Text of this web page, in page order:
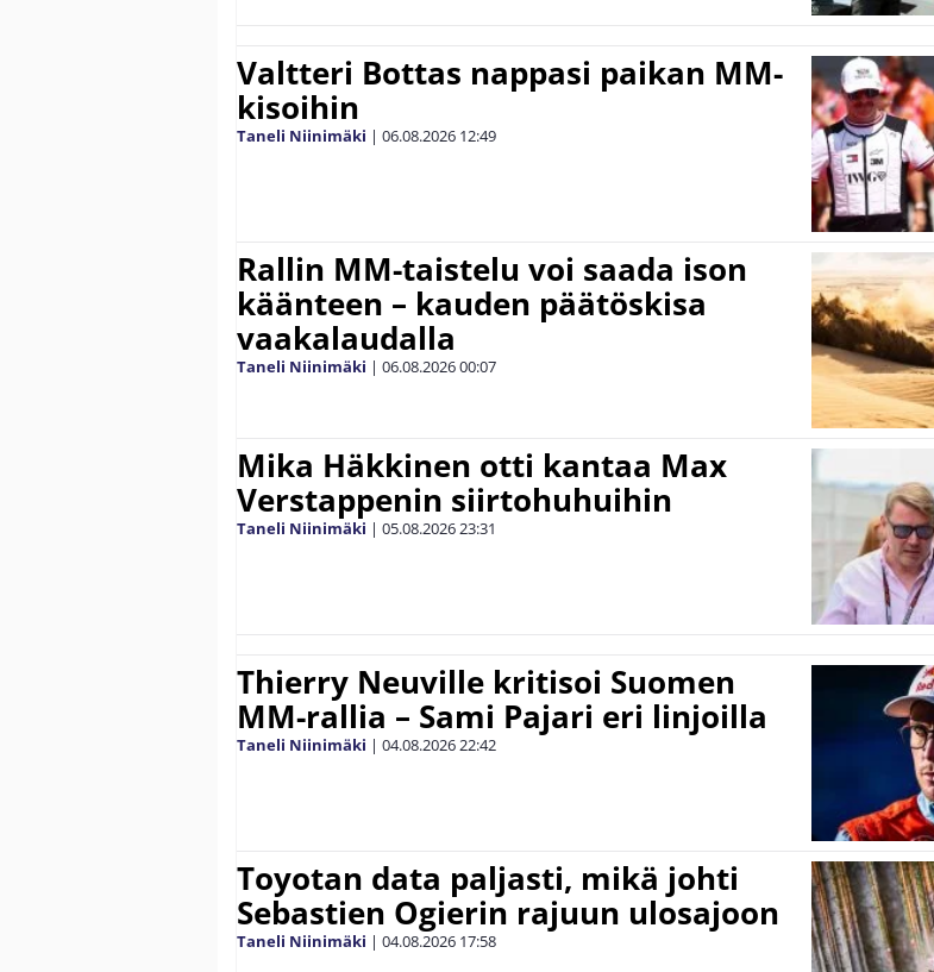
Valtteri Bottas nappasi paikan MM-
kisoihin
Taneli Niinimäki | 06.08.2026 12:49
Rallin MM-taistelu voi saada ison
käänteen – kauden päätöskisa
vaakalaudalla
Taneli Niinimäki | 06.08.202600:07
Mika Häkkinen otti kantaa Max
Verstappenin siirtohuhuihin
Taneli Niinimäki | 05.08.202623:31
Thierry Neuville kritisoi Suomen
MM-rallia – Sami Pajari eri linjoilla
Taneli Niinimäki | 04.08.202622:42
Toyotan data paljasti, mikä johti
Sebastien Ogierin rajuun ulosajoon
Taneli Niinimäki | 04.08.2026 17:58